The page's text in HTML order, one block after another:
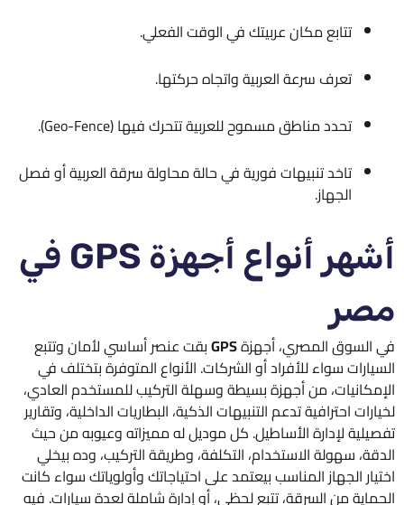
تتابع مكان عربيتك في الوقت الفعلي.
تعرف سرعة العربية واتجاه حركتها.
تحدد مناطق مسموح للعربية تتحرك فيها (Geo-Fence).
تاخد تنبيهات فورية في حالة محاولة سرقة العربية أو فصل
الجهاز.
أشهر أنواع أجهزة GPS في
مصر
في السوق المصري، أجهزةGPSبقت عنصر أساسي لأمان وتتبع
السيارات سواء للأفراد أو الشركات. الأنواع المتوفرة بتختلف في
الإمكانيات، من أجهزة بسيطة وسهلة التركيب للمستخدم العادي،
لخيارات احترافية تدعم التنبيهات الذكية، البطاريات الداخلية، وتقارير
تفصيلية لإدارة الأساطيل. كل موديل له مميزاته وعيوبه من حيث
الدقة، سهولة الاستخدام، التكلفة، وطريقة التركيب، وده بيخلي
اختيار الجهاز المناسب بيعتمد على احتياجاتك وأولوياتك سواء كانت
الحماية من السرقة، تتبع لحظي، أو إدارة شاملة لعدة سيارات. فيه